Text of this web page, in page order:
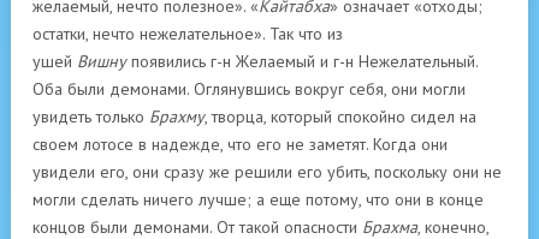
желаемый, нечто полезное». «Кайтабха» означает «отходы;
остатки, нечто нежелательное». Так что из
ушей Вишнупоявились г-н Желаемый и г-н Нежелательный.
Оба были демонами. Оглянувшись вокруг себя, они могли
увидеть только Брахму, творца, который спокойно сидел на
своем лотосе в надежде, что его не заметят. Когда они
увидели его, они сразу же решили его убить, поскольку они не
могли сделать ничего лучше; а еще потому, что они в конце
концов были демонами. От такой опасности Брахма, конечно,